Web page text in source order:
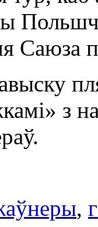
Саюза
з
,